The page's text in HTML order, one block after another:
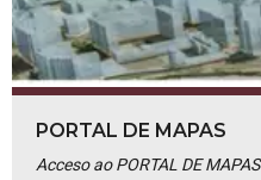
PORTAL DE MAPAS
Acceso ao PORTAL DE MAPAS